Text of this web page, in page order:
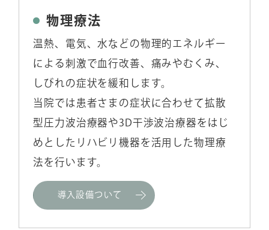
物理療法
温熱、電気、水などの物理的エネルギー
による刺激で血行改善、痛みやむくみ、
しびれの症状を緩和します。
当院では患者さまの症状に合わせて拡散
型圧力波治療器や3D干渉波治療器をはじ
めとしたリハビリ機器を活用した物理療
法を行います。
導入設備ついて